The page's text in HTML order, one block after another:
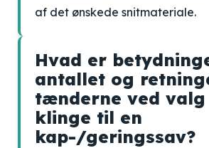
af det ønskede snitmateriale.
Hvad er
antallet og
tænderne ved
klinge til en
kap-/geringssav?